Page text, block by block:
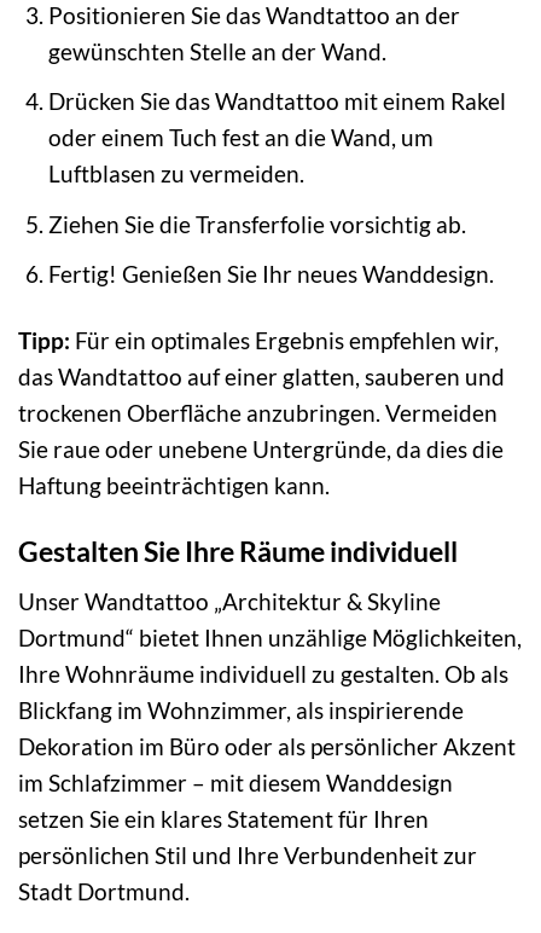
Positionieren Sie das Wandtattoo an der
gewünschten Stelle an der Wand.
Drücken Sie das Wandtattoo mit einem Rakel
oder einem Tuch fest an die Wand, um
Luftblasen zu vermeiden.
Ziehen Sie die Transferfolie vorsichtig ab.
Fertig! Genießen Sie Ihr neues Wanddesign.
Tipp: Für ein optimales Ergebnis empfehlen wir,
das Wandtattoo auf einer glatten, sauberen und
trockenen Oberfläche anzubringen. Vermeiden
Sie raue oder unebene Untergründe, da dies die
Haftung beeinträchtigen kann.
Gestalten Sie Ihre Räume individuell
Unser Wandtattoo „Architektur & Skyline
Dortmund“ bietet Ihnen unzählige Möglichkeiten,
Ihre Wohnräume individuell zu gestalten. Ob als
Blickfang im Wohnzimmer, als inspirierende
Dekoration im Büro oder als persönlicher Akzent
im Schlafzimmer – mit diesem Wanddesign
setzen Sie ein klares Statement für Ihren
persönlichen Stil und Ihre Verbundenheit zur
Stadt Dortmund.